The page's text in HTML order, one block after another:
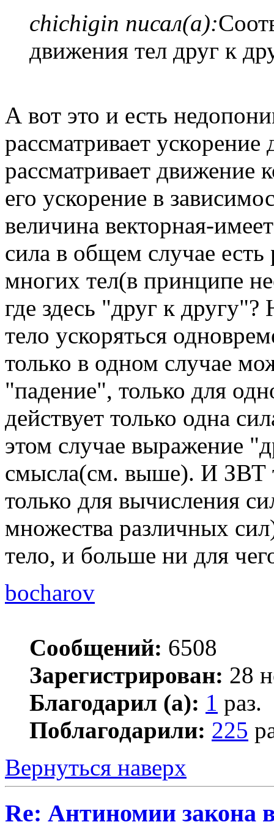
chichigin писал(а):
движения тел друг к
А вот это и есть
рассматривает
рассматривает движение
его ускорение в
величина векторная-
сила в общем случае
многих тел(в принципе
где здесь "друг к
тело ускоряться
только в одном случае
"падение", только для
действует только одна
этом случае выражение
смысла(см. выше). И ЗВТ
только для вычисления
множества различных
тело, и больше ни для
bocharov
Сообщений: 6508
Зарегистрирован: 28
Благодарил (а): 1 раз.
Поблагодарили: 225
Вернуться наверх
Re: Антиномии закона